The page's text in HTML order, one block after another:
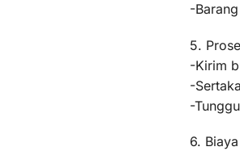
-
5.
-Kirim
-
-
6.